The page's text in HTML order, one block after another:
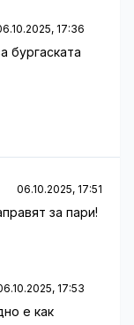
17:36
бургаската
06.10.2025, 17:51
за пари!
17:53
е как